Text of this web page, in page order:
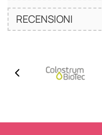
RECENSIONI